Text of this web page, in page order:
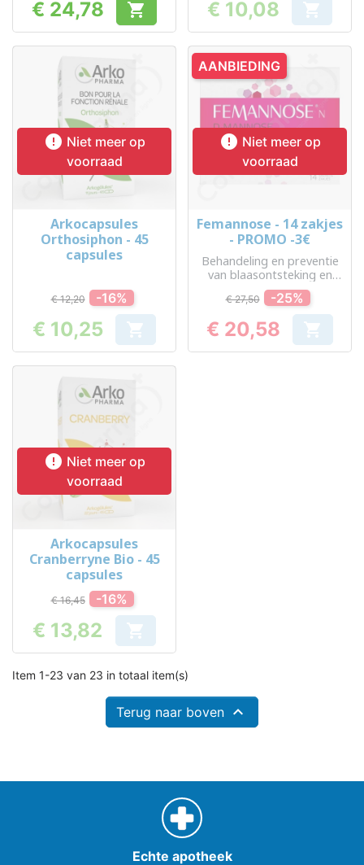
Prijs
€ 24,78  Prijs
€ 10,08 
 Niet meer op
voorraad
Arkocapsules
Orthosiphon - 45
capsules
€ 12,20 -16%
Prijs
€ 10,25 
 Niet meer op
voorraad
Femannose - 14 zakjes
- PROMO -3€
Behandeling en preventie
van blaasontsteking en
andere urineweginfecties
€ 27,50 -25%
Prijs
€ 20,58 
AANBIEDING
 Niet meer op
voorraad
Arkocapsules
Cranberryne Bio - 45
capsules
€ 16,45 -16%
Prijs
€ 13,82 
Item 1-23 van 23 in totaal item(s)
Terug naar boven 
Echte apotheek